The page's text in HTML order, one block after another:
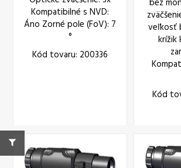
Kompatibilné s NVD:
Áno Zorné pole (FoV): 7
°
Kód tovaru: 200336
bez
veľkosť
krížik
Kód